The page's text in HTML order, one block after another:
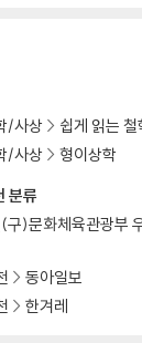
분류
구)문화체육관광부
동아일보
한겨레
/사상
쉽게 읽는
/사상 형이상학